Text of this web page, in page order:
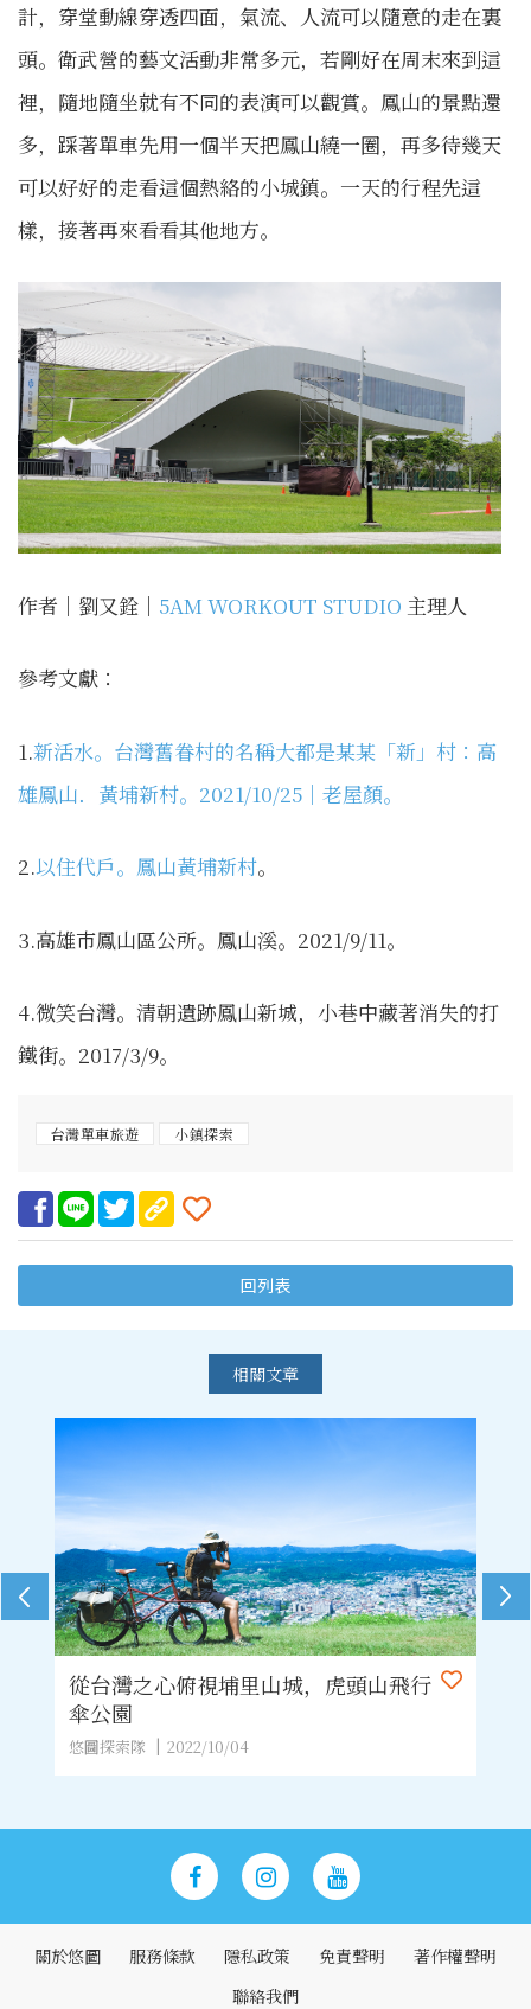
計，穿堂動線穿透四面，氣流、人流可以隨意的走在裏
頭。衛武營的藝文活動非常多元，若剛好在周末來到這
裡，隨地隨坐就有不同的表演可以觀賞。鳳山的景點還
多，踩著單車先用一個半天把鳳山繞一圈，再多待幾天
可以好好的走看這個熱絡的小城鎮。一天的行程先這
樣，接著再來看看其他地方。
作者｜劉又銓｜ 5AM WORKOUT STUDIO 主理人
參考文獻：
1.新活水。台灣舊眷村的名稱大都是某某「新」村：高
雄鳳山．黃埔新村。2021/10/25｜老屋顏。
2.以住代戶。鳳山黃埔新村。
3.高雄市鳳山區公所。鳳山溪。2021/9/11。
4.微笑台灣。清朝遺跡鳳山新城，小巷中藏著消失的打
鐵街。2017/3/9。
台灣單車旅遊 小鎮探索
回列表
相關文章
從台灣之心俯視埔里山城，虎頭山飛行
傘公園
悠圖探索隊 2022/10/04
關於悠圖 服務條款 隱私政策 免責聲明
著作權聲明
聯絡我們